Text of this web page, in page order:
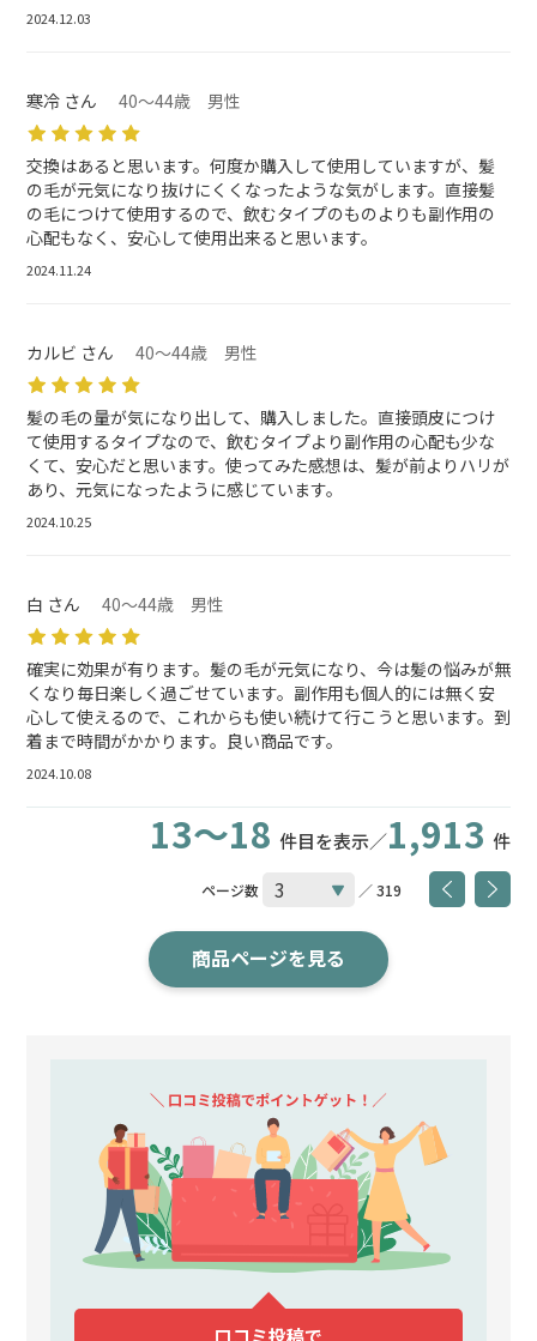
2024.12.03
寒冷 さん 40～44歳 男性
交換はあると思います。何度か購入して使用していますが、髪
の毛が元気になり抜けにくくなったような気がします。直接髪
の毛につけて使用するので、飲むタイプのものよりも副作用の
心配もなく、安心して使用出来ると思います。
2024.11.24
カルビ さん 40～44歳 男性
髪の毛の量が気になり出して、購入しました。直接頭皮につけ
て使用するタイプなので、飲むタイプより副作用の心配も少な
くて、安心だと思います。使ってみた感想は、髪が前よりハリが
あり、元気になったように感じています。
2024.10.25
白 さん 40～44歳 男性
確実に効果が有ります。髪の毛が元気になり、今は髪の悩みが無
くなり毎日楽しく過ごせています。副作用も個人的には無く安
心して使えるので、これからも使い続けて行こうと思います。到
着まで時間がかかります。良い商品です。
2024.10.08
13～18 件目を表示／1,913 件
ページ数 ／ 319
商品ページを見る
口コミ投稿で